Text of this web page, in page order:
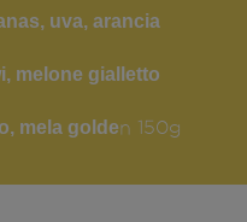
uva, arancia
melone gialletto
mela golden 150g